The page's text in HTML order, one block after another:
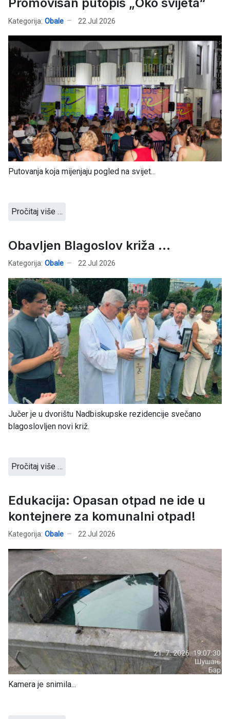
Kategorija: Obale 22 Jul 2026
Putovanja koja mijenjaju pogled na svijet...
Pročitaj više …
Obavljen Blagoslov križa ...
Kategorija: Obale 22 Jul 2026
Jučer je u dvorištu Nadbiskupske rezidencije svečano
blagoslovljen novi križ.
Pročitaj više …
Edukacija: Opasan otpad ne ide u
kontejnere za komunalni otpad!
Kategorija: Obale 22 Jul 2026
Kamera je snimila...